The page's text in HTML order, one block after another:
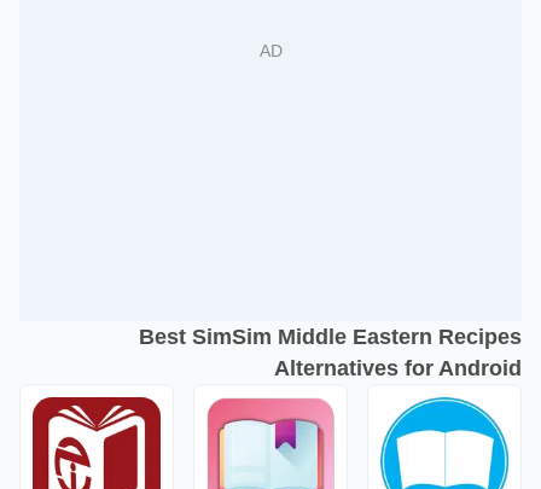
Best SimSim Middle Eastern Recipes
Alternatives for Android